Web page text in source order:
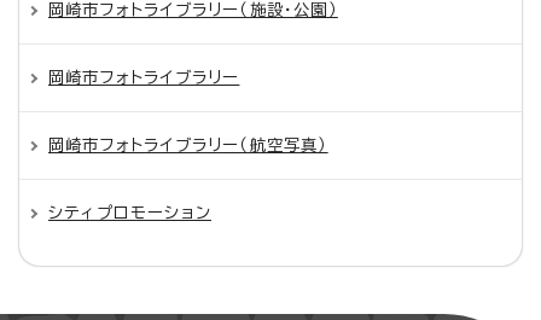
岡崎市フォトライブラリー（施設・公園）
岡崎市フォトライブラリー
岡崎市フォトライブラリー（航空写真）
シティプロモーション